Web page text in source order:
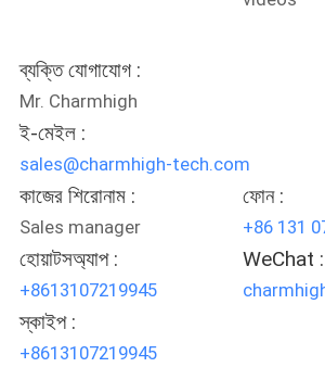
ব্যক্তি যোগাযোগ :
Mr. Charmhigh
ই-মেইল :
sales@charmhigh-tech.com
কাজের শিরোনাম :
Sales manager
ফোন :
+86 131
হোয়াটসঅ্যাপ :
+8613107219945
WeChat :
স্কাইপ :
+8613107219945